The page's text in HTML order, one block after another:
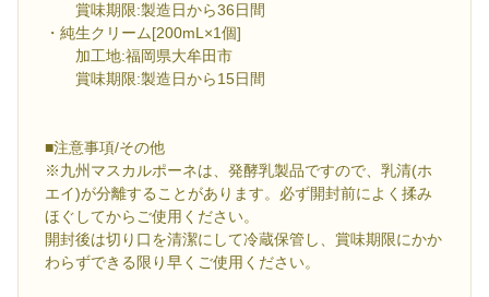
賞味期限:製造日から36日間
・純生クリーム[200mL×1個]
加工地:福岡県大牟田市
賞味期限:製造日から15日間
■注意事項/その他
※九州マスカルポーネは、発酵乳製品ですので、乳清(ホ
エイ)が分離することがあります。必ず開封前によく揉み
ほぐしてからご使用ください。
開封後は切り口を清潔にして冷蔵保管し、賞味期限にかか
わらずできる限り早くご使用ください。